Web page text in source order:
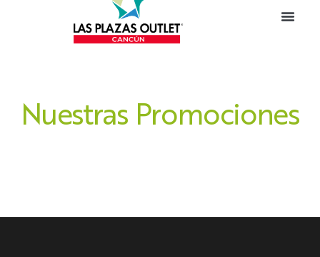
Nuestras Promociones